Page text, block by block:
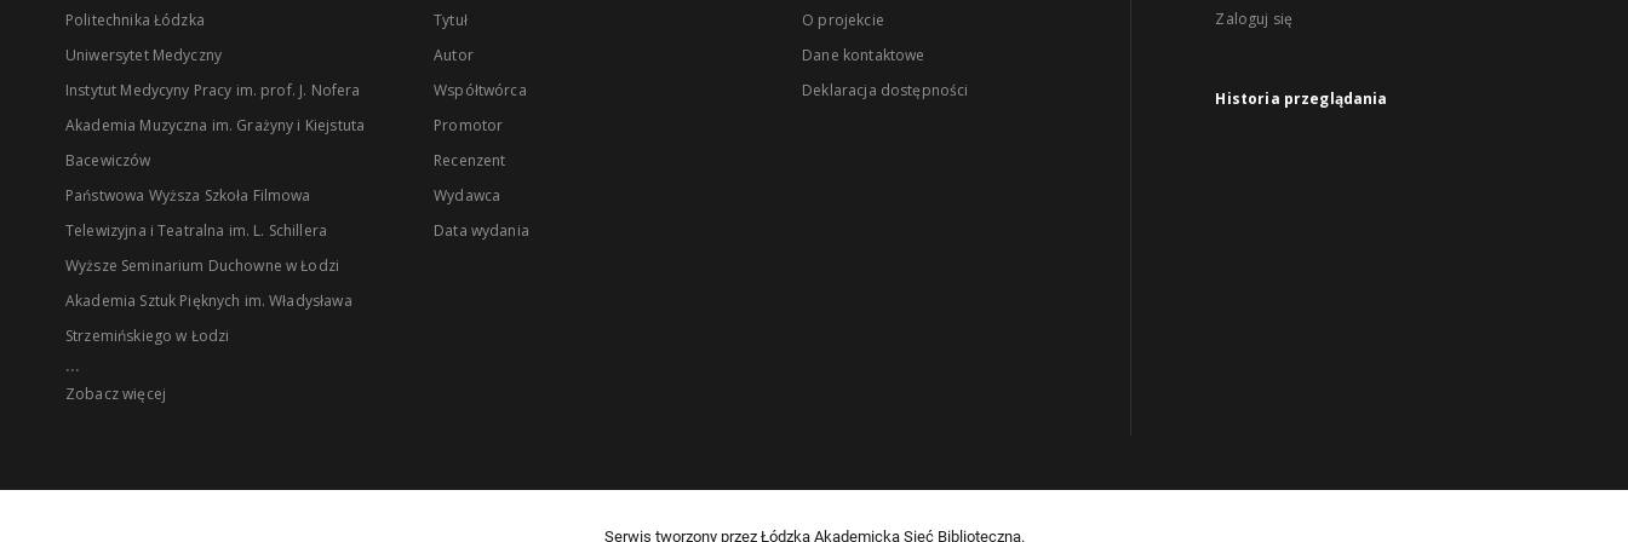
Politechnika Łódzka
Uniwersytet Medyczny
Instytut Medycyny Pracy im. prof. J. Nofera
Akademia Muzyczna im. Grażyny i Kiejstuta
Bacewiczów
Państwowa Wyższa Szkoła Filmowa
Telewizyjna i Teatralna im. L. Schillera
Wyższe Seminarium Duchowne w Łodzi
Akademia Sztuk Pięknych im. Władysława
Strzemińskiego w Łodzi
...
Zobacz więcej
Tytuł
Autor
Współtwórca
Promotor
Recenzent
Wydawca
Data wydania
O projekcie
Dane kontaktowe
Deklaracja dostępności
Zaloguj się
Historia przeglądania
Serwis tworzony przez Łódzką Akademicką Sieć Biblioteczną.